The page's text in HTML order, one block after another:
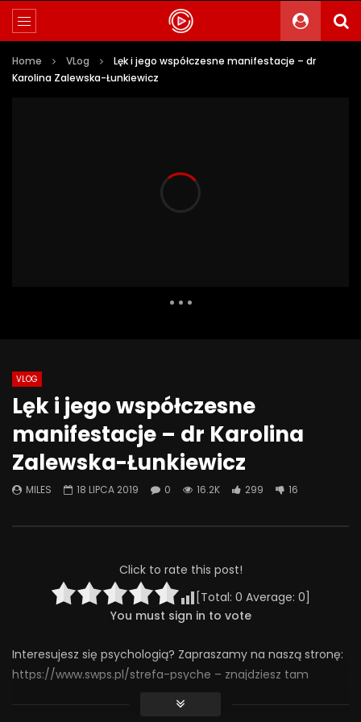
Home VLog
Lęk i jego współczesne manifestacje – dr
Karolina Zalewska-Łunkiewicz
Lek na PADACZKĘ, bóle
neuropatyczne i lęki – poznaj
pregabalinę! | Misja Psychiatria
#120
1 LIPCA 2025
Znaczenie obecności
zaangażowania ojca
dziecka
27 CZERWCA 2025
VLOG
Lęk i jego współczesne
manifestacje – dr Karolina
Zalewska-Łunkiewicz
MILES 18 LIPCA 2019 0 16.2K 299 16
Click to rate this post!
[Total: 0 Average: 0]
You must sign in to vote
Interesujesz się psychologią? Zapraszamy na naszą stronę:
https://www.swps.pl/strefa-psyche – znajdziesz tam